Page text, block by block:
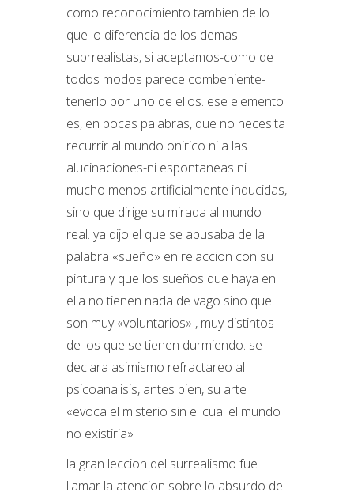
como reconocimiento tambien de lo
que lo diferencia de los demas
subrrealistas, si aceptamos-como de
todos modos parece combeniente-
tenerlo por uno de ellos. ese elemento
es, en pocas palabras, que no necesita
recurrir al mundo onirico ni a las
alucinaciones-ni espontaneas ni
mucho menos artificialmente inducidas,
sino que dirige su mirada al mundo
real. ya dijo el que se abusaba de la
palabra «sueño» en relaccion con su
pintura y que los sueños que haya en
ella no tienen nada de vago sino que
son muy «voluntarios» , muy distintos
de los que se tienen durmiendo. se
declara asimismo refractareo al
psicoanalisis, antes bien, su arte
«evoca el misterio sin el cual el mundo
no existiria»
la gran leccion del surrealismo fue
llamar la atencion sobre lo absurdo del